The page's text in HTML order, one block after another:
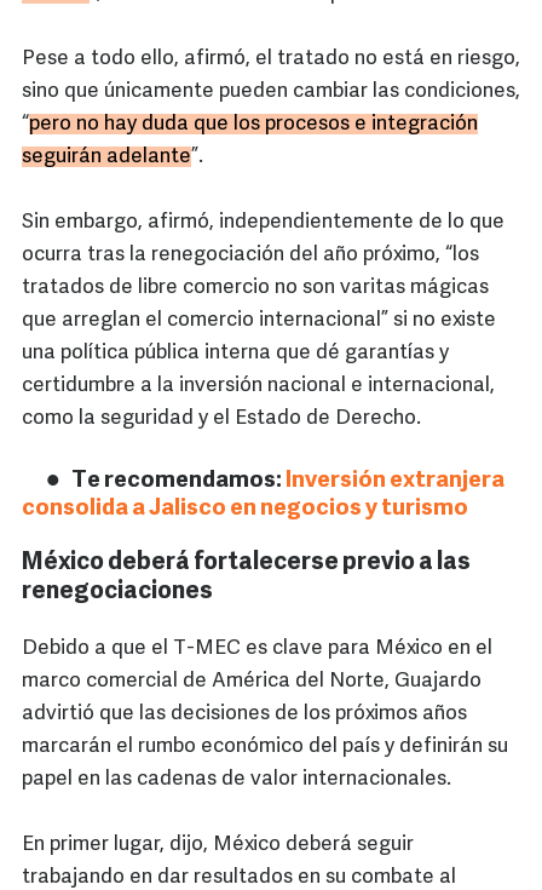
Pese a todo ello, afirmó, el tratado no está en riesgo,
sino que únicamente pueden cambiar las condiciones,
“pero no hay duda que los procesos e integración
seguirán adelante”.
Sin embargo, afirmó, independientemente de lo que
ocurra tras la renegociación del año próximo, “los
tratados de libre comercio no son varitas mágicas
que arreglan el comercio internacional” si no existe
una política pública interna que dé garantías y
certidumbre a la inversión nacional e internacional,
como la seguridad y el Estado de Derecho.
Te recomendamos: Inversión extranjera
consolida a Jalisco en negocios y turismo
México deberá fortalecerse previo a las
renegociaciones
Debido a que el T-MEC es clave para México en el
marco comercial de América del Norte, Guajardo
advirtió que las decisiones de los próximos años
marcarán el rumbo económico del país y definirán su
papel en las cadenas de valor internacionales.
En primer lugar, dijo, México deberá seguir
trabajando en dar resultados en su combate al